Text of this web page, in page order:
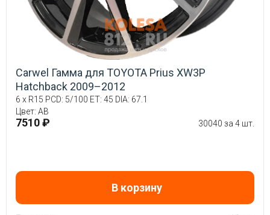
Carwel Гамма для TOYOTA Prius XW3P
Hatchback 2009–2012
6 x R15 PCD: 5/100 ET: 45 DIA: 67.1
Цвет: AB
7510 ₽ 30040 за 4 шт.
В корзину